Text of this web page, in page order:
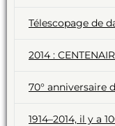
Télescopage de
2014 :
70° anniversaire
1914–2014, il y a